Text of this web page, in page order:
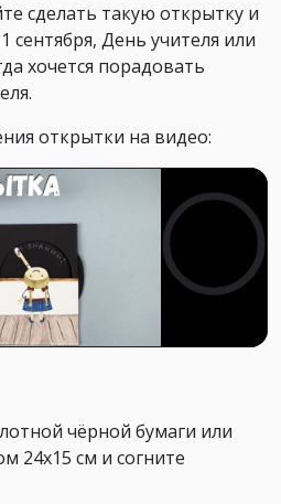
сделать такую открытку и
сентября, День учителя или
хочется порадовать
открытки на видео:
чёрной бумаги или
24x15 см и согните